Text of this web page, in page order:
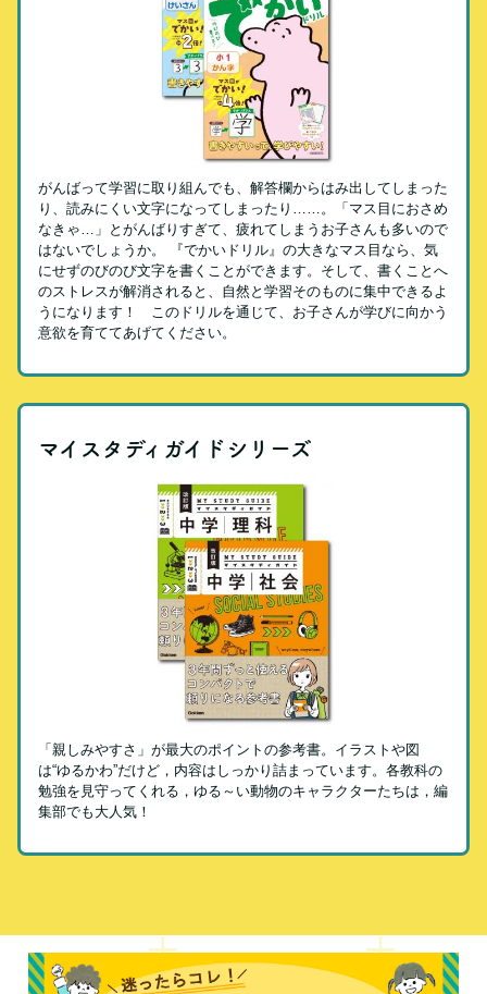
がんばって学習に取り組んでも、解答欄からはみ出してしまった
り、読みにくい文字になってしまったり……。「マス目におさめ
なきゃ…」とがんばりすぎて、疲れてしまうお子さんも多いので
はないでしょうか。 『でかいドリル』の大きなマス目なら、気
にせずのびのび文字を書くことができます。そして、書くことへ
のストレスが解消されると、自然と学習そのものに集中できるよ
うになります！ このドリルを通じて、お子さんが学びに向かう
意欲を育ててあげてください。
マイスタディガイドシリーズ
「親しみやすさ」が最大のポイントの参考書。イラストや図
は“ゆるかわ”だけど，内容はしっかり詰まっています。各教科の
勉強を見守ってくれる，ゆる～い動物のキャラクターたちは，編
集部でも大人気！